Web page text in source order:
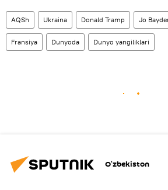
AQSh Ukraina Donald Tramp Jo
Fransiya Dunyoda Dunyo yangiliklari
O‘zbekiston